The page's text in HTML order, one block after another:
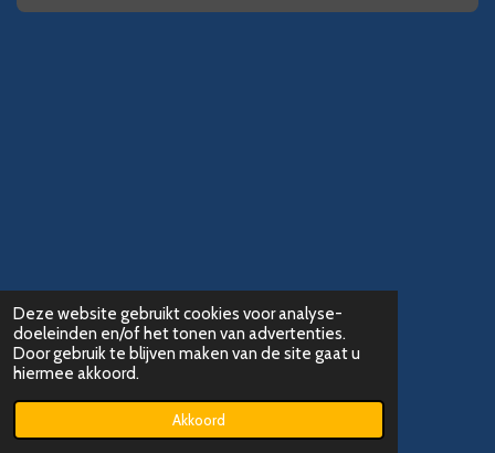
Deze website gebruikt cookies voor analyse-
doeleinden en/of het tonen van advertenties.
Door gebruik te blijven maken van de site gaat u
hiermee akkoord.
Akkoord
Delen Deel
© 2018 - 2026 Fotografie Locaties